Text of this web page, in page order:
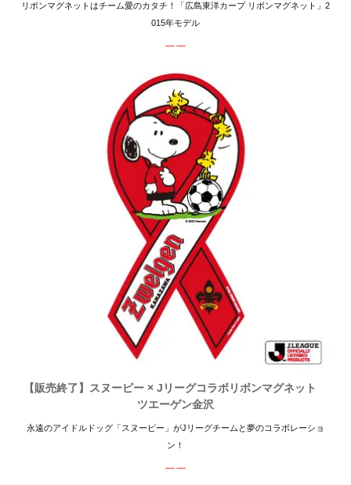
リボンマグネットはチーム愛のカタチ！「広島東洋カープ リボンマグネット」2
015年モデル
ーー
【販売終了】スヌーピー × Jリーグコラボリボンマグネット
ツエーゲン金沢
永遠のアイドルドッグ「スヌーピー」がJリーグチームと夢のコラボレーショ
ン！
ーー